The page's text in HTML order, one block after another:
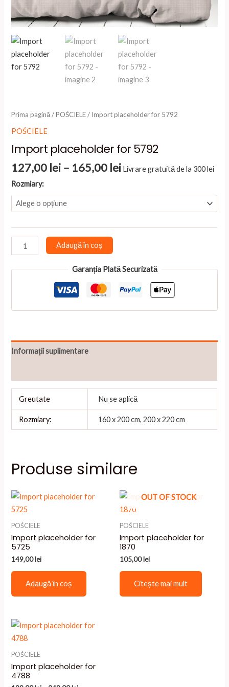
Prima pagină/POŚCIELE/ Import placeholder for 5792
POŚCIELE
Import placeholder for 5792
127,00 lei – 165,00 leiInterval
prețuri:
la
Livrare gratuită de la 300 lei
Rozmiary:
Cantitate
Import
placeholder
Adaugă în coș
Garanția Plată Securizată
Informații suplimentare
Greutate Nu se aplică
Rozmiary: 160 x 200 cm, 200 x 220 cm
Produse similare
POŚCIELE
Import placeholder for
5725
149,00lei
Adaugă în coș
OUT OF STOCK
POŚCIELE
Import placeholder for
1870
105,00lei
Citește mai mult
POŚCIELE
Import placeholder for
4788